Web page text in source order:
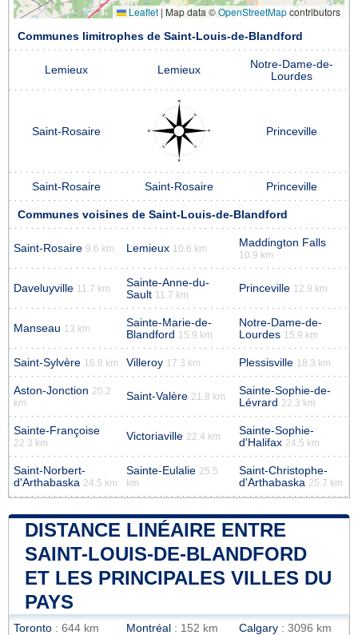
Leaflet | Map data ©OpenStreetMapcontributors
Communes limitrophes de Saint-Louis-de-Blandford
Lemieux Lemieux
Notre-Dame-de-
Lourdes
Saint-Rosaire Princeville
Saint-Rosaire Saint-Rosaire Princeville
Communes voisines de Saint-Louis-de-Blandford
Saint-Rosaire 9.6 km Lemieux 10.6 km Maddington Falls
10.9 km
Daveluyville 11.7 km
Sainte-Anne-du-
Sault 11.7 km
Princeville 12.9 km
Manseau 13 km
Sainte-Marie-de-
Blandford 15.9 km
Notre-Dame-de-
Lourdes 15.9 km
Saint-Sylvère 16.8 km Villeroy 17.3 km Plessisville 18.3 km
Aston-Jonction 20.2
km
Saint-Valère 21.8 km
Sainte-Sophie-de-
Lévrard 22.3 km
Sainte-Françoise
22.3 km
Victoriaville 22.4 km
Sainte-Sophie-
d'Halifax 24.5 km
Saint-Norbert-
d'Arthabaska 24.5 km
Sainte-Eulalie 25.5
km
Saint-Christophe-
d'Arthabaska 25.7 km
DISTANCE LINÉAIRE ENTRE
SAINT-LOUIS-DE-BLANDFORD
ET LES PRINCIPALES VILLES DU
PAYS
Toronto : 644 km Montréal : 152 km Calgary : 3096 km